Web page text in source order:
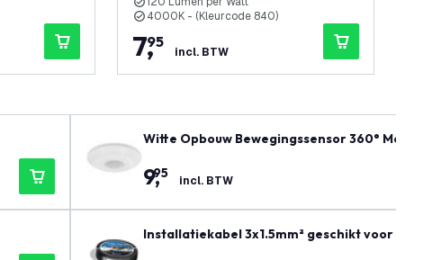
4000K - (Kleurcode 840)
7,
95
incl. BTW
Witte Opbouw Bewegingssensor 360° Met
9,
95 incl. BTW
Installatiekabel 3x1.5mm² geschikt voor